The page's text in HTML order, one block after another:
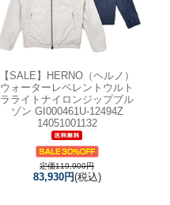
【SALE】
HERNO（ヘルノ）
ウォーターレペレントウルト
ラライトナイロンジップブル
ゾン GI000461U-12494Z
14051001132
定価119,900円
83,930円(税込)